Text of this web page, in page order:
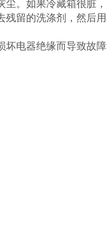
。如果冷藏箱很脏，
残留的洗涤剂，然后用
坏电器绝缘而导致故障